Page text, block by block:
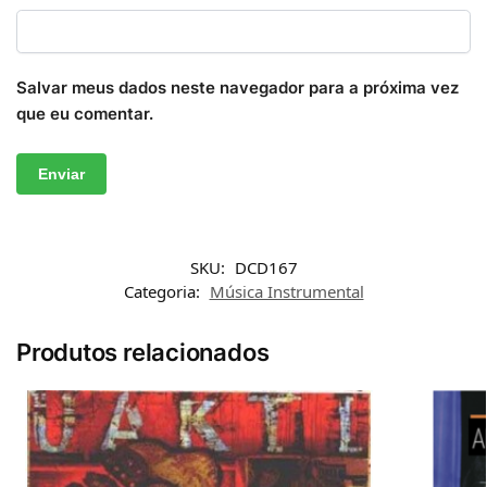
Salvar meus dados neste navegador para a próxima vez
que eu comentar.
SKU: DCD167
Categoria: Música Instrumental
Produtos relacionados